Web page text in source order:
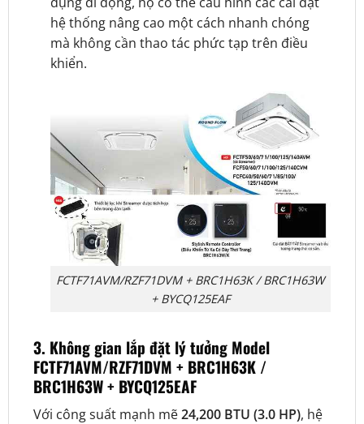
hệ thống nâng cao một cách nhanh chóng
mà không cần thao tác phức tạp trên điều
khiển.
FCTF71AVM/RZF71DVM + BRC1H63K / BRC1H63W
+ BYCQ125EAF
3. Không gian lắp đặt lý tưởng Model
FCTF71AVM/RZF71DVM + BRC1H63K /
BRC1H63W + BYCQ125EAF
Với công suất mạnh mẽ24,200 BTU (3.0 HP), hệ